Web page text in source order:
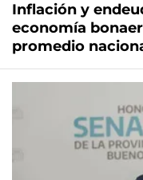
Inflación y
economía
promedio